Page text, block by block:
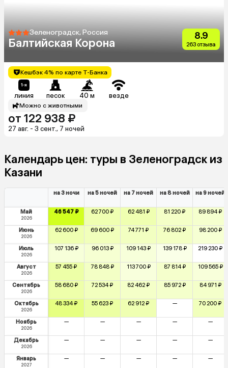
Зеленоградск, Россия
Балтийская Корона
8.9
263 отзыва
Кешбэк 4% по карте Т-Банка
линия песок 40 м везде
Можно с животными
от 122 938 ₽
27 авг. - 3 сент., 7 ночей
Календарь цен: туры в Зеленоградск из
Казани
на 3 ночи на 5 ночей на 7 ночей на 8 ночей на 9 ночей
Май
2026
46 547 ₽ 62 700 ₽ 62 481 ₽ 81 220 ₽ 89 894 ₽
Июнь
2026
62 600 ₽ 69 600 ₽ 74 771 ₽ 76 802 ₽ 98 200 ₽
Июль
2026
107 136 ₽ 96 013 ₽ 109 143 ₽ 139 178 ₽ 219 230 ₽
Август
2026
57 455 ₽ 78 848 ₽ 113 700 ₽ 87 814 ₽ 109 565 ₽
Сентябрь
2026
58 680 ₽ 72 534 ₽ 82 462 ₽ 85 972 ₽ 84 971 ₽
Октябрь
2026
48 334 ₽ 55 623 ₽ 62 912 ₽ — 70 200 ₽
Ноябрь
2026
— — — — —
Декабрь
2026
— — — — —
Январь
2027
— — — — —